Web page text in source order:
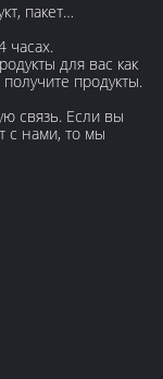
пакет…
часах.
для вас как
продукты.
связь. Если вы
с нами, то мы